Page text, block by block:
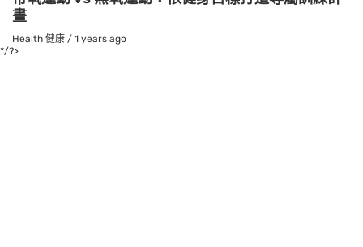
畫
Health 健康 / 1 years ago
*/?>